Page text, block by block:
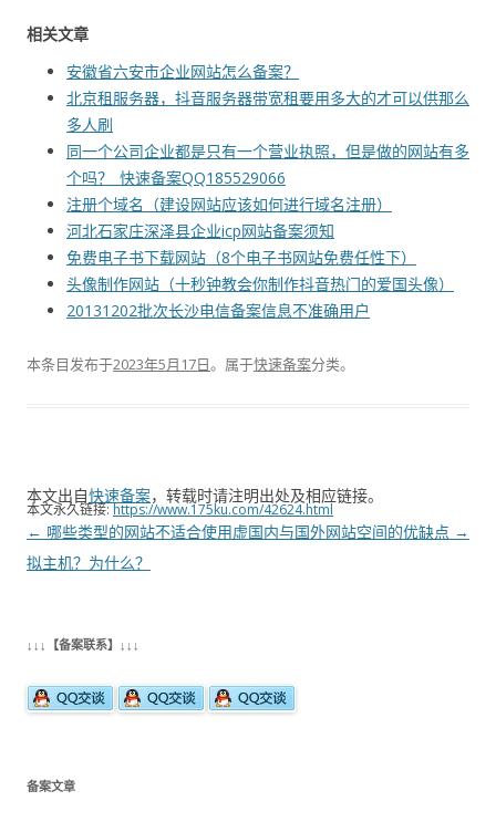
相关文章
安徽省六安市企业网站怎么备案？
北京租服务器，抖音服务器带宽租要用多大的才可以供那么
多人刷
同一个公司企业都是只有一个营业执照，但是做的网站有多
个吗？_快速备案QQ185529066
注册个域名（建设网站应该如何进行域名注册）
河北石家庄深泽县企业icp网站备案须知
免费电子书下载网站（8个电子书网站免费任性下）
头像制作网站（十秒钟教会你制作抖音热门的爱国头像）
20131202批次长沙电信备案信息不准确用户
本条目发布于2023年5月17日。属于快速备案分类。
本文出自快速备案，转载时请注明出处及相应链接。
本文永久链接:https://www.175ku.com/42624.html
文
章
← 哪些类型的网站不适合使用虚
拟主机？为什么？
国内与国外网站空间的优缺点 →
↓↓↓【备案联系】↓↓↓
备案文章